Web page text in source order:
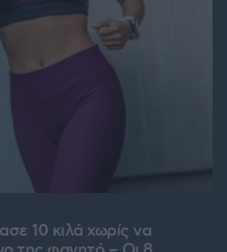
10 κιλά χωρίς να